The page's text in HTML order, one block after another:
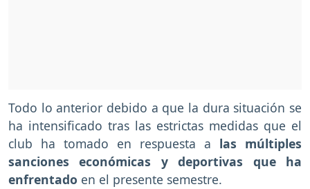
Todo lo anterior debido a que la dura situación se
ha intensificado tras las estrictas medidas que el
club ha tomado en respuesta a las múltiples
sanciones económicas y deportivas que ha
enfrentado en el presente semestre.